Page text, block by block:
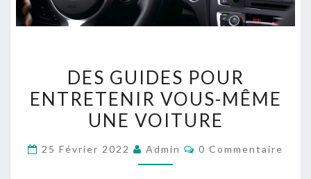
GUIDES
POUR
ENTRETENIR
MÊME
DES GUIDES POUR
ENTRETENIR VOUS-MÊME
UNE VOITURE
25 Février 2022 Admin Commentaires
0 Commentaire